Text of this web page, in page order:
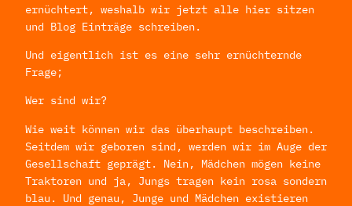
ernüchtert, weshalb wir jetzt alle hier sitzen
und Blog Einträge schreiben.
Und eigentlich ist es eine sehr ernüchternde
Frage;
Wer sind wir?
Wie weit können wir das überhaupt beschreiben.
Seitdem wir geboren sind, werden wir im Auge der
Gesellschaft geprägt. Nein, Mädchen mögen keine
Traktoren und ja, Jungs tragen kein rosa sondern
blau. Und genau, Junge und Mädchen existieren